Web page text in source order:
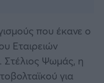
που έκανε ο
Εταιρειών
Ψωμάς, η
για